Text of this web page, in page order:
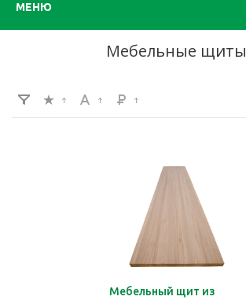
МЕНЮ
Мебельные щиты
Мебельный щит из